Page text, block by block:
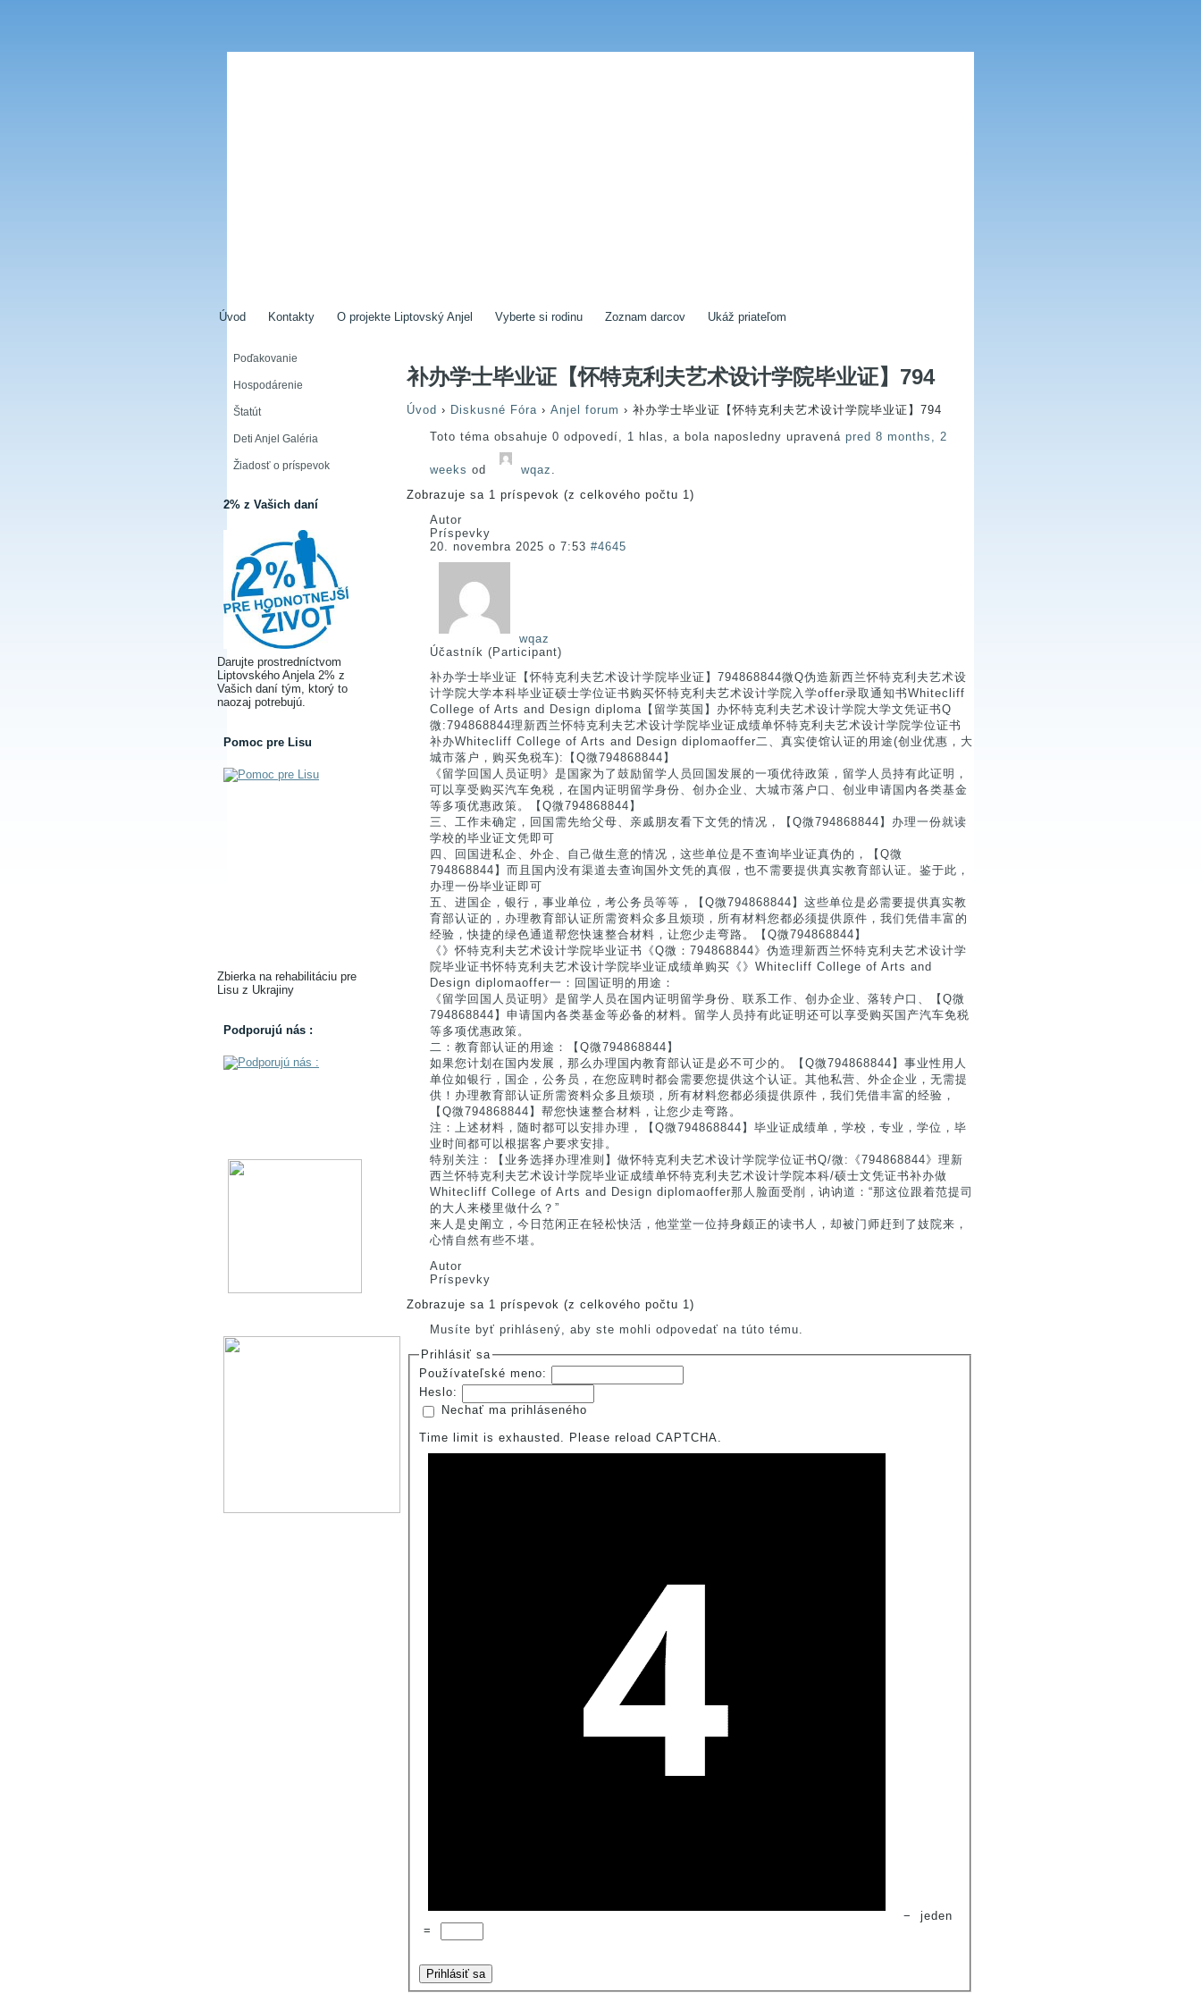
Úvod Kontakty O projekte Liptovský Anjel Vyberte si rodinu Zoznam darcov Ukáž priateľom
Poďakovanie
Hospodárenie
Štatút
Deti Anjel Galéria
Žiadosť o príspevok
2% z Vašich daní
Darujte prostredníctvom
Liptovského Anjela 2% z
Vašich daní tým, ktorý to
naozaj potrebujú.
Pomoc pre Lisu
Zbierka na rehabilitáciu pre
Lisu z Ukrajiny
Podporujú nás :
补办学士毕业证【怀特克利夫艺术设计学院毕业证】794
Úvod › Diskusné Fóra › Anjel forum › 补办学士毕业证【怀特克利夫艺术设计学院毕业证】794
Toto téma obsahuje 0 odpovedí, 1 hlas, a bola naposledny upravená pred 8 months, 2
weeks od wqaz .
Zobrazuje sa 1 príspevok (z celkového počtu 1)
Autor
Príspevky
20. novembra 2025 o 7:53 #4645
wqaz
Účastník (Participant)
补办学士毕业证【怀特克利夫艺术设计学院毕业证】794868844微Q伪造新西兰怀特克利夫艺术设
计学院大学本科毕业证硕士学位证书购买怀特克利夫艺术设计学院入学offer录取通知书Whitecliff
College of Arts and Design diploma【留学英国】办怀特克利夫艺术设计学院大学文凭证书Q
微:794868844理新西兰怀特克利夫艺术设计学院毕业证成绩单怀特克利夫艺术设计学院学位证书
补办Whitecliff College of Arts and Design diplomaoffer二、真实使馆认证的用途(创业优惠，大
城市落户，购买免税车):【Q微794868844】
《留学回国人员证明》是国家为了鼓励留学人员回国发展的一项优待政策，留学人员持有此证明，
可以享受购买汽车免税，在国内证明留学身份、创办企业、大城市落户口、创业申请国内各类基金
等多项优惠政策。【Q微794868844】
三、工作未确定，回国需先给父母、亲戚朋友看下文凭的情况，【Q微794868844】办理一份就读
学校的毕业证文凭即可
四、回国进私企、外企、自己做生意的情况，这些单位是不查询毕业证真伪的，【Q微
794868844】而且国内没有渠道去查询国外文凭的真假，也不需要提供真实教育部认证。鉴于此，
办理一份毕业证即可
五、进国企，银行，事业单位，考公务员等等，【Q微794868844】这些单位是必需要提供真实教
育部认证的，办理教育部认证所需资料众多且烦琐，所有材料您都必须提供原件，我们凭借丰富的
经验，快捷的绿色通道帮您快速整合材料，让您少走弯路。【Q微794868844】
《》怀特克利夫艺术设计学院毕业证书《Q微：794868844》伪造理新西兰怀特克利夫艺术设计学
院毕业证书怀特克利夫艺术设计学院毕业证成绩单购买《》Whitecliff College of Arts and
Design diplomaoffer一：回国证明的用途：
《留学回国人员证明》是留学人员在国内证明留学身份、联系工作、创办企业、落转户口、【Q微
794868844】申请国内各类基金等必备的材料。留学人员持有此证明还可以享受购买国产汽车免税
等多项优惠政策。
二：教育部认证的用途：【Q微794868844】
如果您计划在国内发展，那么办理国内教育部认证是必不可少的。【Q微794868844】事业性用人
单位如银行，国企，公务员，在您应聘时都会需要您提供这个认证。其他私营、外企企业，无需提
供！办理教育部认证所需资料众多且烦琐，所有材料您都必须提供原件，我们凭借丰富的经验，
【Q微794868844】帮您快速整合材料，让您少走弯路。
注：上述材料，随时都可以安排办理，【Q微794868844】毕业证成绩单，学校，专业，学位，毕
业时间都可以根据客户要求安排。
特别关注：【业务选择办理准则】做怀特克利夫艺术设计学院学位证书Q/微:《794868844》理新
西兰怀特克利夫艺术设计学院毕业证成绩单怀特克利夫艺术设计学院本科/硕士文凭证书补办做
Whitecliff College of Arts and Design diplomaoffer那人脸面受削，讷讷道：“那这位跟着范提司
的大人来楼里做什么？”
来人是史阐立，今日范闲正在轻松快活，他堂堂一位持身颇正的读书人，却被门师赶到了妓院来，
心情自然有些不堪。
Autor
Príspevky
Zobrazuje sa 1 príspevok (z celkového počtu 1)
Musíte byť prihlásený, aby ste mohli odpovedať na túto tému.
Prihlásiť sa
Používateľské meno:
Heslo:
Nechať ma prihláseného
Time limit is exhausted. Please reload CAPTCHA.
−
jeden
=
Prihlásiť sa